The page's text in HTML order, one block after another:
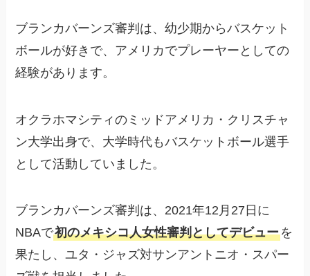
ブランカバーンズ審判は、幼少期からバスケット
ボールが好きで、アメリカでプレーヤーとしての
経験があります。
オクラホマシティのミッドアメリカ・クリスチャ
ン大学出身で、大学時代もバスケットボール選手
として活動していました。
ブランカバーンズ審判は、2021年12月27日に
NBAで初のメキシコ人女性審判としてデビューを
果たし、ユタ・ジャズ対サンアントニオ・スパー